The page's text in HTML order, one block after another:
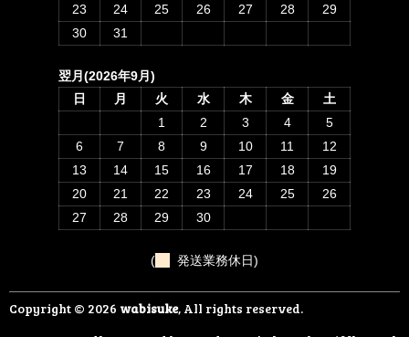
23
24 25 26 27 28
29
30
31
翌月(2026年9月)
日
月 火 水 木 金
土
1
2 3 4
5
6
7 8 9 10 11
12
13
14 15 16 17 18
19
20
21 22 23 24 25
26
27
28 29 30
( 発送業務休日)
Copyright © 2026 wabisuke, All rights reserved.